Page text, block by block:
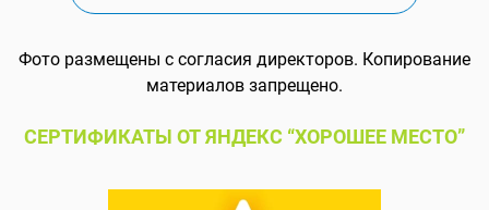
Фото размещены с согласия директоров. Копирование
материалов запрещено.
СЕРТИФИКАТЫ ОТ ЯНДЕКС “ХОРОШЕЕ МЕСТО”